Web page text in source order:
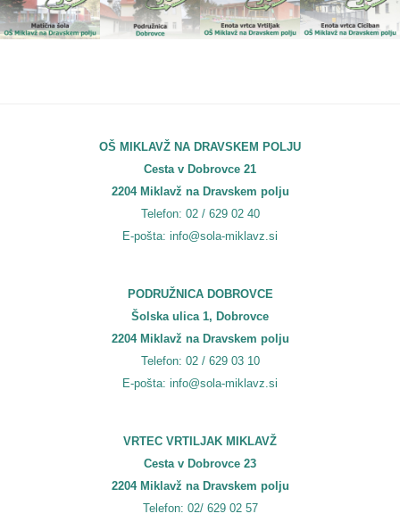
OŠ MIKLAVŽ NA DRAVSKEM POLJU
Cesta v Dobrovce 21
2204 Miklavž na Dravskem polju
Telefon: 02 / 629 02 40
E-pošta: info@sola-miklavz.si
PODRUŽNICA DOBROVCE
Šolska ulica 1, Dobrovce
2204 Miklavž na Dravskem polju
Telefon: 02 / 629 03 10
E-pošta: info@sola-miklavz.si
VRTEC VRTILJAK MIKLAVŽ
Cesta v Dobrovce 23
2204 Miklavž na Dravskem polju
Telefon: 02/ 629 02 57